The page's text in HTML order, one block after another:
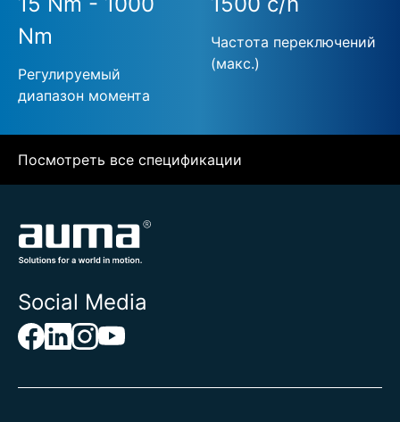
Nm
Регулируемый
диапазон момента
Частота переключений
(макс.)
Посмотреть все спецификации
Social Media